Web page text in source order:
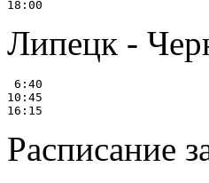
Липецк -
6:40
10:45
Расписание